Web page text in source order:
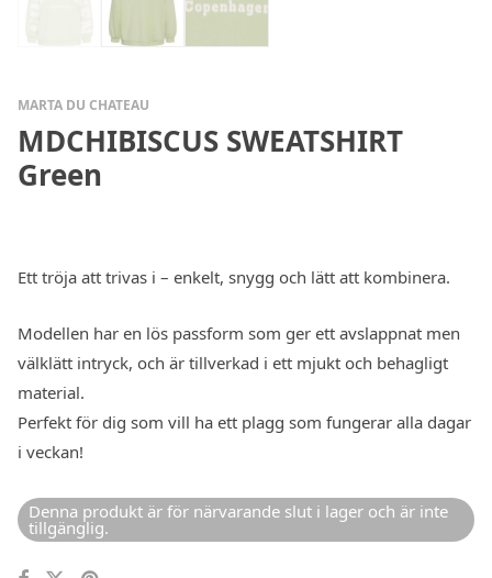
MARTA DU CHATEAU
MDCHIBISCUS SWEATSHIRT
Green
Ett tröja att trivas i – enkelt, snygg och lätt att kombinera.
Modellen har en lös passform som ger ett avslappnat men
välklätt intryck, och är tillverkad i ett mjukt och behagligt
material.
Perfekt för dig som vill ha ett plagg som fungerar alla dagar
i veckan!
Denna produkt är för närvarande slut i lager och är inte
tillgänglig.